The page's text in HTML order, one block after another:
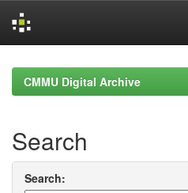
navigationCMMU Digital Archive
Search
Search: